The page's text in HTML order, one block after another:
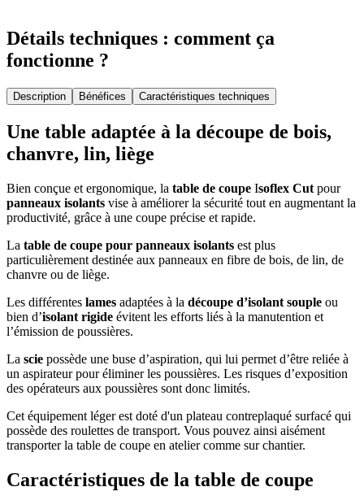
Détails techniques : comment ça
fonctionne ?
Description Bénéfices Caractéristiques techniques
Une table adaptée à la découpe de bois,
chanvre, lin, liège
Bien conçue et ergonomique, la table de coupe Isoflex Cut pour
panneaux isolants vise à améliorer la sécurité tout en augmentant la
productivité, grâce à une coupe précise et rapide.
La table de coupe pour panneaux isolants est plus
particulièrement destinée aux panneaux en fibre de bois, de lin, de
chanvre ou de liège.
Les différentes lames adaptées à la découpe d’isolant souple ou
bien d’isolant rigide évitent les efforts liés à la manutention et
l’émission de poussières.
La scie possède une buse d’aspiration, qui lui permet d’être reliée à
un aspirateur pour éliminer les poussières. Les risques d’exposition
des opérateurs aux poussières sont donc limités.
Cet équipement léger est doté d'un plateau contreplaqué surfacé qui
possède des roulettes de transport. Vous pouvez ainsi aisément
transporter la table de coupe en atelier comme sur chantier.
Caractéristiques de la table de coupe